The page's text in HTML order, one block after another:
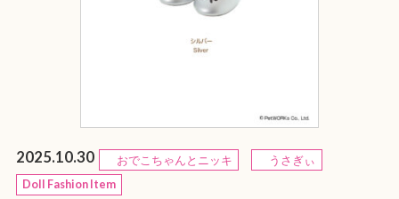
2025.10.30 おでこちゃんとニッキ
うさぎぃ
Doll Fashion Item